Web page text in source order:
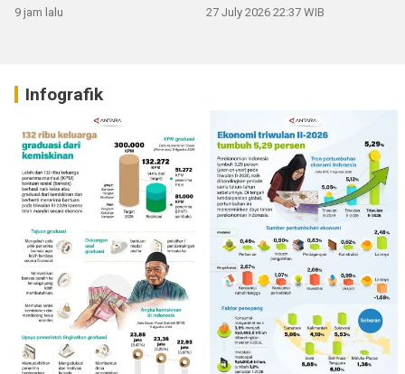
9 jam lalu 27 July 2026 22:37 WIB
Infografik